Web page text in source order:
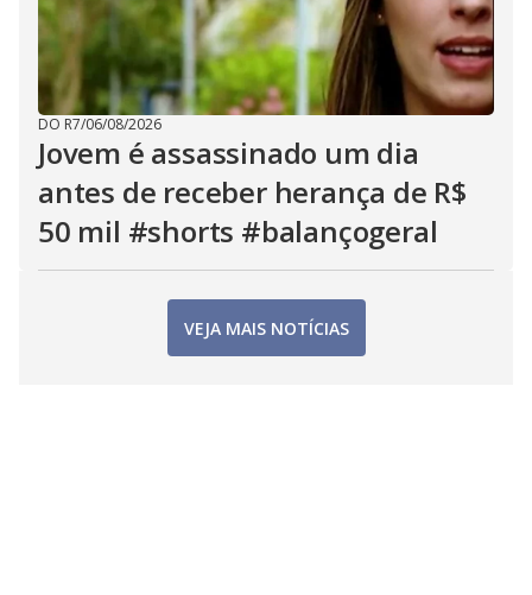
DO R7/06/08/2026
Jovem é assassinado um dia
antes de receber herança de R$
50 mil #shorts #balançogeral
VEJA MAIS NOTÍCIAS